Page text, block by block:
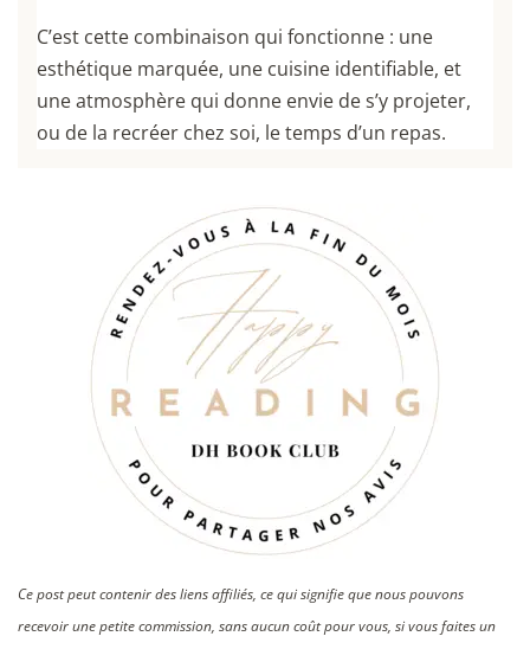
C’est cette combinaison qui fonctionne : une
esthétique marquée, une cuisine identifiable, et
une atmosphère qui donne envie de s’y projeter,
ou de la recréer chez soi, le temps d’un repas.
Ce post peut contenir des liens affiliés, ce qui signifie que nous pouvons
recevoir une petite commission, sans aucun coût pour vous, si vous faites un